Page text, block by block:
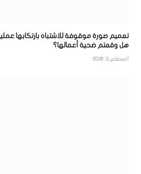
تعميم صورة موقوفة للاشتباه بارتكابها
هل وقعتم ضحية أعمالها؟
أغسطس 5, 2026